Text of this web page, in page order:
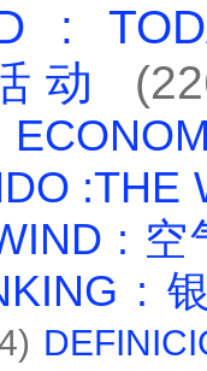
:
动
:THE
: 空
: